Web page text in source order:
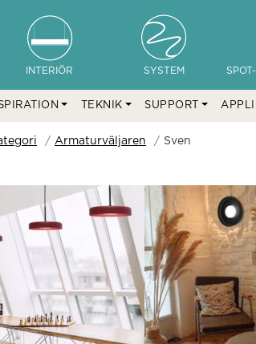
INTERIÖR SYSTEM
TEKNIK SUPPORT
Armaturväljaren Sven